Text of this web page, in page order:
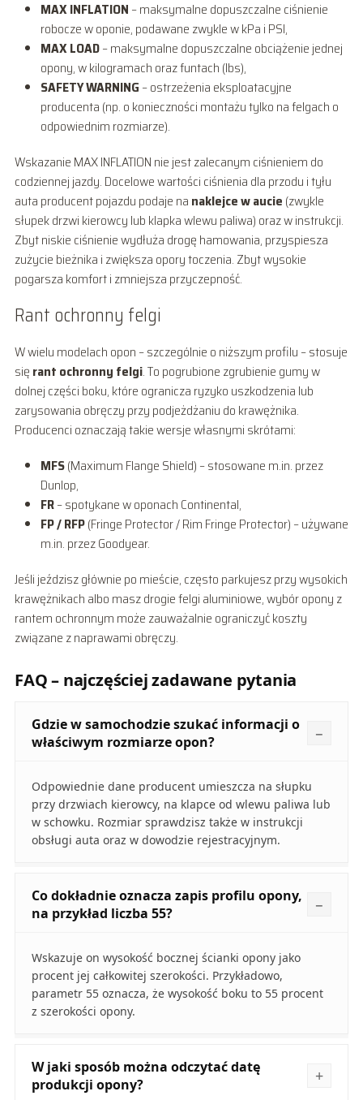
MAX INFLATION – maksymalne dopuszczalne ciśnienie
robocze w oponie, podawane zwykle w kPa i PSI,
MAX LOAD– maksymalne dopuszczalne obciążenie jednej
opony, w kilogramach oraz funtach (lbs),
SAFETY WARNING – ostrzeżenia eksploatacyjne
producenta (np. o konieczności montażu tylko na felgach o
odpowiednim rozmiarze).
Wskazanie MAX INFLATION nie jest zalecanym ciśnieniem do
codziennej jazdy. Docelowe wartości ciśnienia dla przodu i tyłu
auta producent pojazdu podaje na naklejce w aucie (zwykle
słupek drzwi kierowcy lub klapka wlewu paliwa) oraz w instrukcji.
Zbyt niskie ciśnienie wydłuża drogę hamowania, przyspiesza
zużycie bieżnika i zwiększa opory toczenia. Zbyt wysokie
pogarsza komfort i zmniejsza przyczepność.
Rant ochronny felgi
W wielu modelach opon – szczególnie o niższym profilu – stosuje
się rant ochronny felgi. To pogrubione zgrubienie gumy w
dolnej części boku, które ogranicza ryzyko uszkodzenia lub
zarysowania obręczy przy podjeżdżaniu do krawężnika.
Producenci oznaczają takie wersje własnymi skrótami:
MFS(Maximum Flange Shield) – stosowane m.in. przez
Dunlop,
FR– spotykane w oponach Continental,
FP / RFP(Fringe Protector / Rim Fringe Protector) – używane
m.in. przez Goodyear.
Jeśli jeździsz głównie po mieście, często parkujesz przy wysokich
krawężnikach albo masz drogie felgi aluminiowe, wybór opony z
rantem ochronnym może zauważalnie ograniczyć koszty
związane z naprawami obręczy.
FAQ – najczęściej zadawane pytania
Gdzie w samochodzie szukać informacji o
właściwym rozmiarze opon?
Odpowiednie dane producent umieszcza na słupku
przy drzwiach kierowcy, na klapce od wlewu paliwa lub
w schowku. Rozmiar sprawdzisz także w instrukcji
obsługi auta oraz w dowodzie rejestracyjnym.
Co dokładnie oznacza zapis profilu opony,
na przykład liczba 55?
Wskazuje on wysokość bocznej ścianki opony jako
procent jej całkowitej szerokości. Przykładowo,
parametr 55 oznacza, że wysokość boku to 55 procent
z szerokości opony.
W jaki sposób można odczytać datę
produkcji opony?